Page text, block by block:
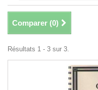
Comparer (0)
Résultats 1 - 3 sur 3.